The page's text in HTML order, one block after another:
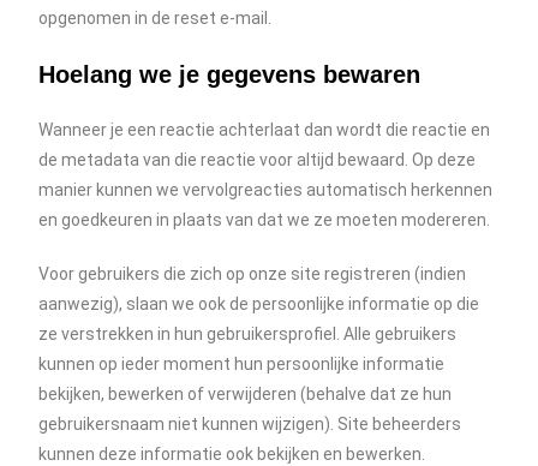
opgenomen in de reset e-mail.
Hoelang we je gegevens bewaren
Wanneer je een reactie achterlaat dan wordt die reactie en
de metadata van die reactie voor altijd bewaard. Op deze
manier kunnen we vervolgreacties automatisch herkennen
en goedkeuren in plaats van dat we ze moeten modereren.
Voor gebruikers die zich op onze site registreren (indien
aanwezig), slaan we ook de persoonlijke informatie op die
ze verstrekken in hun gebruikersprofiel. Alle gebruikers
kunnen op ieder moment hun persoonlijke informatie
bekijken, bewerken of verwijderen (behalve dat ze hun
gebruikersnaam niet kunnen wijzigen). Site beheerders
kunnen deze informatie ook bekijken en bewerken.